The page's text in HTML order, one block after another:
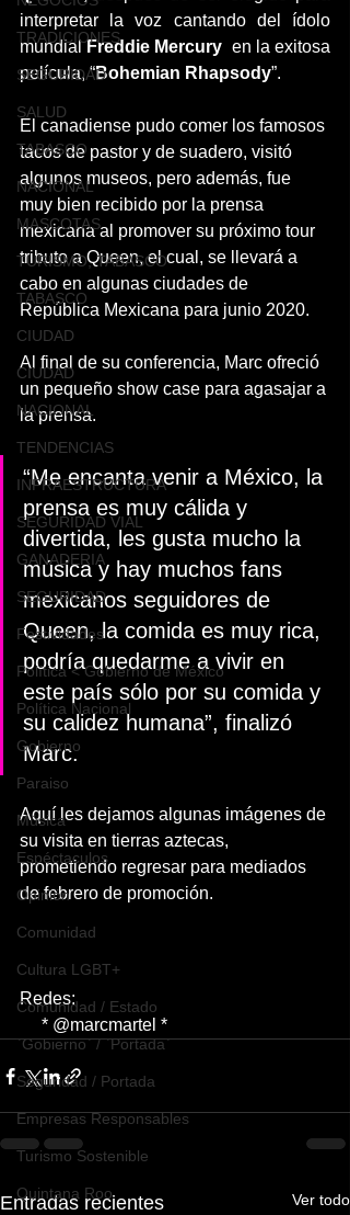
TRADICIONES
SEGURIDAD
SALUD
TABASCO
NACIONAL
MASCOTAS
TURISMO, TABASCO
TABASCO
CIUDAD
CIUDAD
NACIONAL
TENDENCIAS
INFRAESTRUCTURA
SEGURIDAD VIAL
GANADERIA
SEGURIDAD
Festividades
Política < Gobierno de México
Política Nacional
Gobierno
Paraiso
Música
Espéctaculos
Opinión
Comunidad
Cultura LGBT+
Comunidad / Estado
`Gobierno` / `Portada`
Seguridad / Portada
Empresas Responsables
Turismo Sostenible
Quintana Roo
interpretar la voz cantando del ídolo
mundial Freddie Mercury
  en la exitosa
película, “Bohemian Rhapsody”.
El canadiense pudo comer los famosos
tacos de pastor y de suadero, visitó
algunos museos, pero además, fue
muy bien recibido por la prensa
mexicana al promover su próximo tour
tributo a Queen, el cual, se llevará a
cabo en algunas ciudades de
República Mexicana para junio 2020.
Al final de su conferencia, Marc ofreció
un pequeño show case para agasajar a
la prensa.
“Me encanta venir a México, la
prensa es muy cálida y
divertida, les gusta mucho la
música y hay muchos fans
mexicanos seguidores de
Queen, la comida es muy rica,
podría quedarme a vivir en
este país sólo por su comida y
su calidez humana”, finalizó
Marc.
Aquí les dejamos algunas imágenes de
su visita en tierras aztecas,
prometiendo regresar para mediados
de febrero de promoción.
Redes:
     * @marcmartel *
Entradas recientes Ver todo